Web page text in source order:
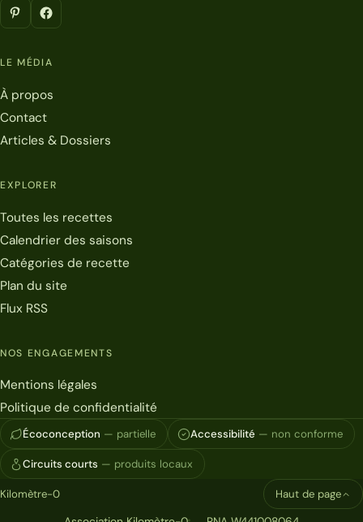
LE MÉDIA
À propos
Contact
Articles & Dossiers
EXPLORER
Toutes les recettes
Calendrier des saisons
Catégories de recette
Plan du site
Flux RSS
NOS ENGAGEMENTS
Mentions légales
Politique de confidentialité
Écoconception — partielle Accessibilité — non conforme
Circuits courts — produits locaux
Kilomètre-0 Haut de page